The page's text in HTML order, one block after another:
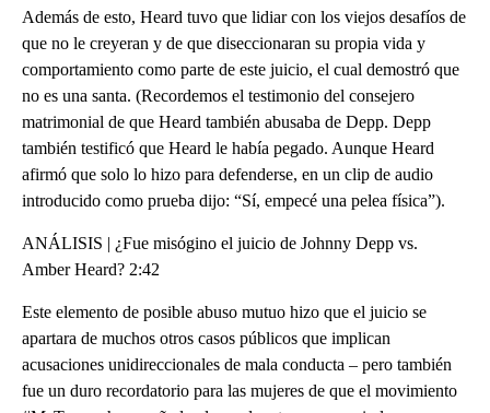
Además de esto, Heard tuvo que lidiar con los viejos desafíos de
que no le creyeran y de que diseccionaran su propia vida y
comportamiento como parte de este juicio, el cual demostró que
no es una santa. (Recordemos el testimonio del consejero
matrimonial de que Heard también abusaba de Depp. Depp
también testificó que Heard le había pegado. Aunque Heard
afirmó que solo lo hizo para defenderse, en un clip de audio
introducido como prueba dijo: “Sí, empecé una pelea física”).
ANÁLISIS | ¿Fue misógino el juicio de Johnny Depp vs.
Amber Heard? 2:42
Este elemento de posible abuso mutuo hizo que el juicio se
apartara de muchos otros casos públicos que implican
acusaciones unidireccionales de mala conducta – pero también
fue un duro recordatorio para las mujeres de que el movimiento